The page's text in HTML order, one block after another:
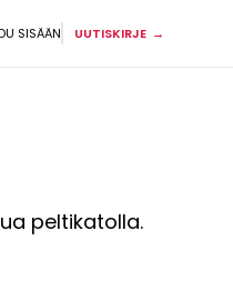
SISÄÄN UUTISKIRJE
peltikatolla.